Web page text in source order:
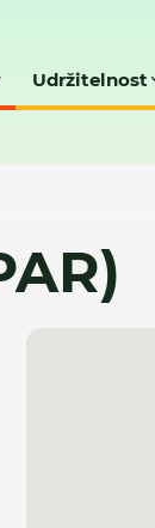
Udržitelnost